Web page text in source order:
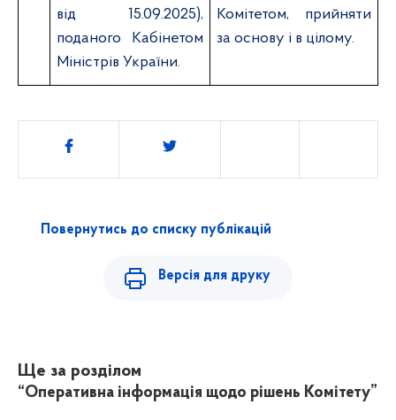
від 15.09.2025),
поданого Кабінетом
Міністрів України.
Комітетом, прийняти
за основу і в цілому.
Поділитись
Повернутись до списку публікацій
Версія для друку
Ще за розділом
“Оперативна інформація щодо рішень Комітету”